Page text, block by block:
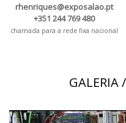
rhenriques@exposalao.pt
+351 244 769 480
chamada para a rede fixa nacional
GALERIA